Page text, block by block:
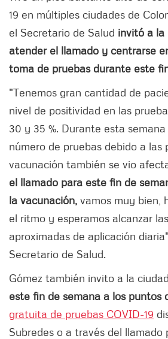
19 en múltiples ciudades de
el Secretario de Salud invitó a la
atender el llamado y centrarse
toma de pruebas durante este
"Tenemos gran cantidad de
nivel de positividad en las
30 y 35 %. Durante esta
número de pruebas debido a las
vacunación también se vio
el llamado para este fin de
la vacunación, vamos muy bien,
el ritmo y esperamos alcanzar
aproximadas de aplicación
Secretario de Salud.
Gómez también invito a la
este fin de semana a los puntos
gratuita de pruebas COVID-19
Subredes o a través del llamado